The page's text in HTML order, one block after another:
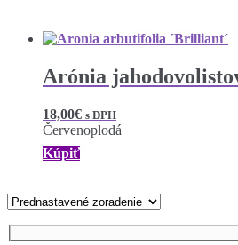
Arónia
18,00€ s DPH
Červenoplodá
Kúpiť